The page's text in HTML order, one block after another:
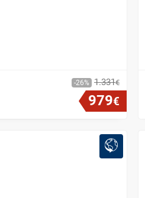
26 1.331€
979€